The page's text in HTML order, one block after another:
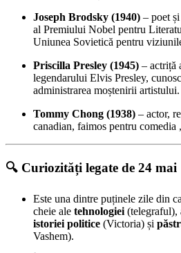
Joseph Brodsky (1940) – poet
al Premiului Nobel pentru
Uniunea Sovietică pentru
Priscilla Presley (1945) – actriță
legendarului Elvis Presley,
administrarea moștenirii artistului.
Tommy Chong (1938) – actor,
canadian, faimos pentru comedia
🔍 Curiozități legate de 24 mai
Este una dintre puținele zile din
cheie ale tehnologiei(telegraful),
istoriei politice (Victoria) și
Vashem).